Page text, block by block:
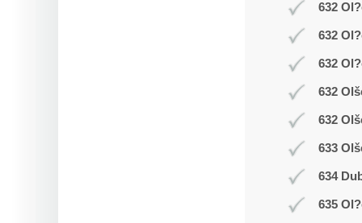
632
632
632
632
632
633
634
635